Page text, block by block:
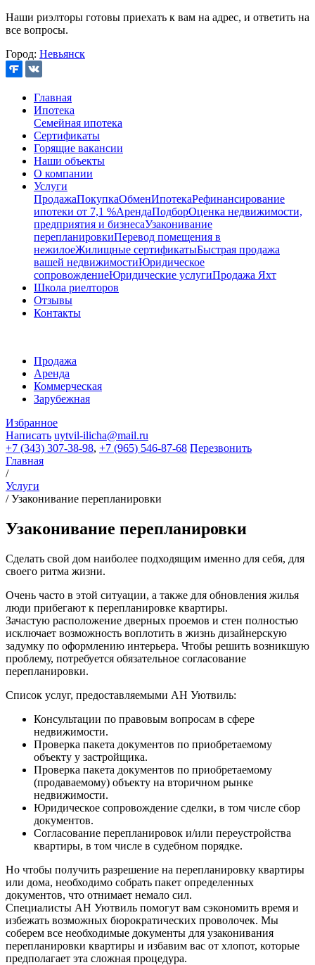
Наши риэлторы готовы приехать к вам на адрес, и ответить на
все вопросы.
Город: Невьянск
Главная
Ипотека
Семейная ипотека
Сертификаты
Горящие вакансии
Наши объекты
О компании
Услуги
ПродажаПокупкаОбменИпотекаРефинансирование
ипотеки от 7,1 %АрендаПодборОценка недвижимости,
предприятия и бизнесаУзаконивание
перепланировкиПеревод помещения в
нежилоеЖилищные сертификатыБыстрая продажа
вашей недвижимостиЮридическое
сопровождениеЮридические услугиПродажа Яхт
Школа риелторов
Отзывы
Контакты
Продажа
Аренда
Коммерческая
Зарубежная
Избранное
Написать uytvil-ilicha@mail.ru
+7 (343) 307-38-98, +7 (965) 546-87-68 Перезвонить
Главная
/
Услуги
/Узаконивание перепланировки
Узаконивание перепланировки
Сделать свой дом наиболее подходящим именно для себя, для
своего ритма жизни.
Очень часто в этой ситуации, а также для обновления жилья
люди прибегают к перепланировке квартиры.
Зачастую расположение дверных проемов и стен полностью
исключает возможность воплотить в жизнь дизайнерскую
задумку по оформлению интерьера. Чтобы решить возникшую
проблему, потребуется обязательное согласование
перепланировки.
Список услуг, предоставляемыми АН Уютвиль:
Консультации по правовым вопросам в сфере
недвижимости.
Проверка пакета документов по приобретаемому
объекту у застройщика.
Проверка пакета документов по приобретаемому
(продаваемому) объекту на вторичном рынке
недвижимости.
Юридическое сопровождение сделки, в том числе сбор
документов.
Согласование перепланировок и/или переустройства
квартиры, в том числе в судебном порядке.
Но чтобы получить разрешение на перепланировку квартиры
или дома, необходимо собрать пакет определенных
документов, что отнимает немало сил.
Специалисты АН Уютвиль помогут вам сэкономить время и
избежать возможных бюрократических проволочек. Мы
соберем все необходимые документы для узаконивания
перепланировки квартиры и избавим вас от хлопот, которые
предполагает эта сложная процедура.